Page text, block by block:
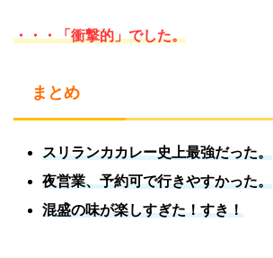
・・・「衝撃的」でした。
まとめ
スリランカカレー史上最強だった。
夜営業、予約可で行きやすかった。
混盛の味が楽しすぎた！すき！